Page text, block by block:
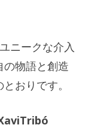
ニークな介入
の物語と創造
おりです。